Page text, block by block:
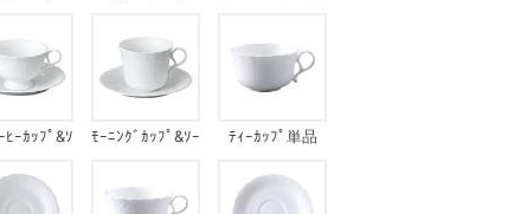
ﾋｰｶｯﾌﾟ&ｿ
ﾓｰﾆﾝｸﾞｶｯﾌﾟ&ｿｰ
ﾃｨｰｶｯﾌﾟ単品